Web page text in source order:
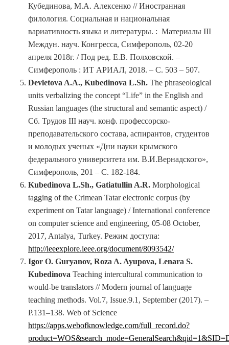
Кубединова, М.А. Алексенко // Иностранная
филология. Социальная и национальная
вариативность языка и литературы. : Материалы III
Междун. науч. Конгресса, Симферополь, 02-20
апреля 2018г. / Под ред. Е.В. Полховской. –
Симферополь : ИТ АРИАЛ, 2018. – С. 503 – 507.
Devletova A.A., Kubedinova L.Sh. The phraseological
units verbalizing the concept “Life” in the English and
Russian languages (the structural and semantic aspect) /
Сб. Трудов III науч. конф. профессорско-
преподавательского состава, аспирантов, студентов
и молодых ученых «Дни науки крымского
федерального университета им. В.И.Вернадского»,
Симферополь, 201 – С. 182-184.
Kubedinova L.Sh., Gatiatullin A.R. Morphological
tagging of the Crimean Tatar electronic corpus (by
experiment on Tatar language) / International conference
on computer science and engineering, 05-08 October,
2017, Antalya, Turkey. Режим доступа:
http://ieeexplore.ieee.org/document/8093542/
Igor O. Guryanov, Roza A. Ayupova, Lenara S.
Kubedinova Teaching intercultural communication to
would-be translators // Modern journal of language
teaching methods. Vol.7, Issue.9.1, September (2017). –
P.131–138. Web of Science
https://apps.webofknowledge.com/full_record.do?